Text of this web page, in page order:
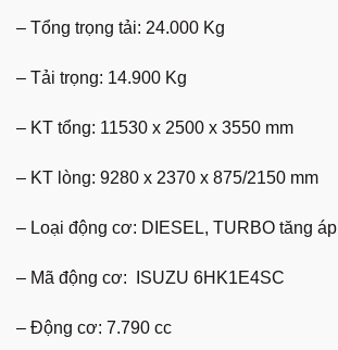
– Tổng trọng tải: 24.000 Kg
– Tải trọng: 14.900 Kg
– KT tổng: 11530 x 2500 x 3550 mm
– KT lòng: 9280 x 2370 x 875/2150 mm
– Loại động cơ: DIESEL, TURBO tăng áp
– Mã động cơ: ISUZU 6HK1E4SC
– Động cơ: 7.790 cc